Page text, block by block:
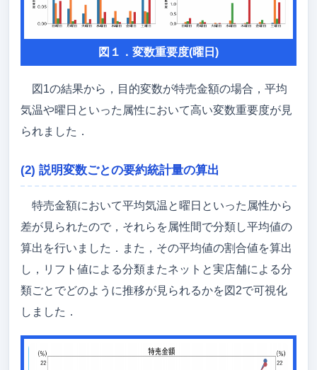
図１．変数重要度(曜日)
図1の結果から，目的変数が特売金額の場合，平均
気温や曜日といった属性において高い変数重要度が見
られました．
(2) 説明変数ごとの要約統計量の算出
特売金額において平均気温と曜日といった属性から
差が見られたので，それらを属性間で分類し平均値の
算出を行いました．また，その平均値の割合値を算出
し，リフト値による分類またネットと実店舗による分
類ごとでどのように推移が見られるかを図2で可視化
しました．